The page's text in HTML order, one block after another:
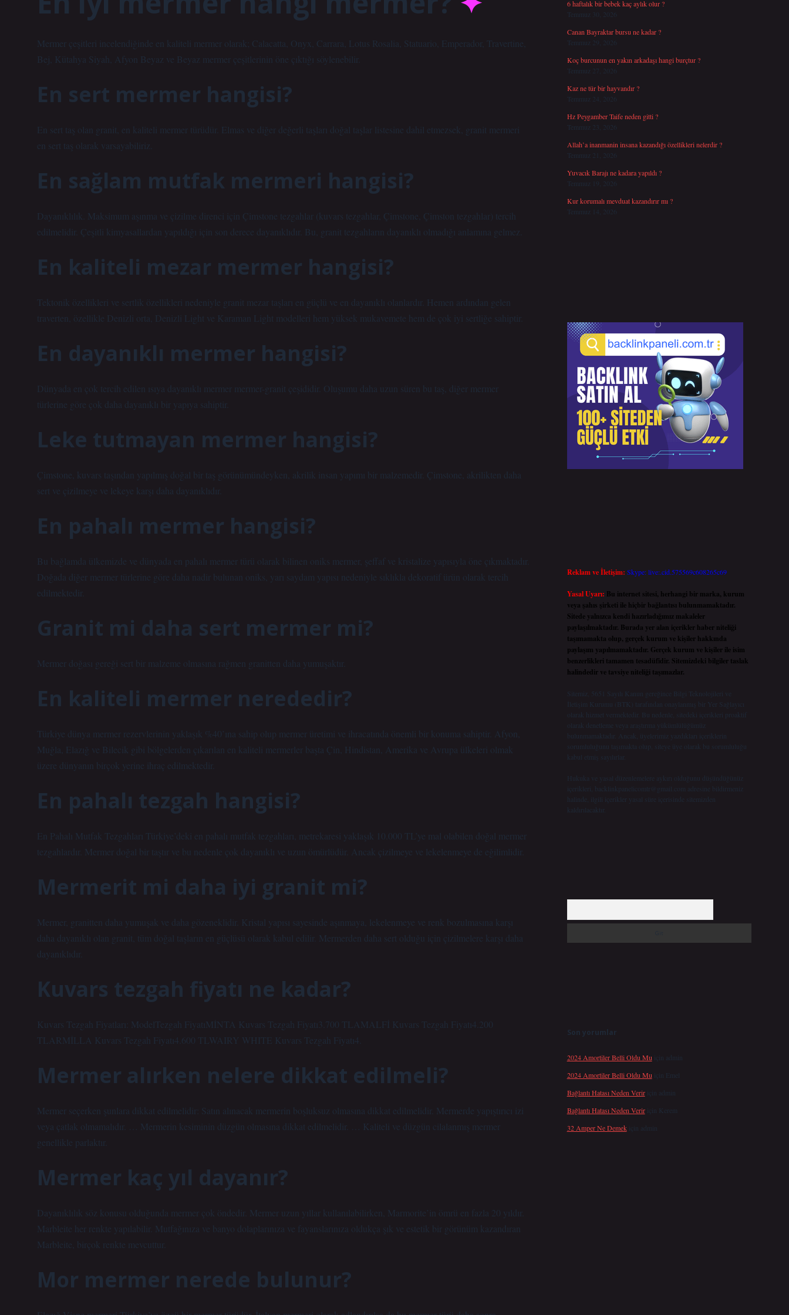
Mermer çeşitleri incelendiğinde en kaliteli mermer olarak; Calacatta, Onyx, Carrara, Lotus Rosalia, Statuario, Emperador, Travertine,
Bej, Kütahya Siyah, Afyon Beyaz ve Beyaz mermer çeşitlerinin öne çıktığı söylenebilir.
En sert mermer hangisi?
En sert taş olan granit, en kaliteli mermer türüdür. Elmas ve diğer değerli taşları doğal taşlar listesine dahil etmezsek, granit mermeri
en sert taş olarak varsayabiliriz.
En sağlam mutfak mermeri hangisi?
Dayanıklılık. Maksimum aşınma ve çizilme direnci için Çimstone tezgahlar (kuvars tezgahlar, Çimstone, Çimston tezgahlar) tercih
edilmelidir. Çeşitli kimyasallardan yapıldığı için son derece dayanıklıdır. Bu, granit tezgahların dayanıklı olmadığı anlamına gelmez.
En kaliteli mezar mermer hangisi?
Tektonik özellikleri ve sertlik özellikleri nedeniyle granit mezar taşları en güçlü ve en dayanıklı olanlardır. Hemen ardından gelen
traverten, özellikle Denizli orta, Denizli Light ve Karaman Light modelleri hem yüksek mukavemete hem de çok iyi sertliğe sahiptir.
En dayanıklı mermer hangisi?
Dünyada en çok tercih edilen ısıya dayanıklı mermer mermer-granit çeşididir. Oluşumu daha uzun süren bu taş, diğer mermer
türlerine göre çok daha dayanıklı bir yapıya sahiptir.
Leke tutmayan mermer hangisi?
Çimstone, kuvars taşından yapılmış doğal bir taş görünümündeyken, akrilik insan yapımı bir malzemedir. Çimstone, akrilikten daha
sert ve çizilmeye ve lekeye karşı daha dayanıklıdır.
En pahalı mermer hangisi?
Bu bağlamda ülkemizde ve dünyada en pahalı mermer türü olarak bilinen oniks mermer, şeffaf ve kristalize yapısıyla öne çıkmaktadır.
Doğada diğer mermer türlerine göre daha nadir bulunan oniks, yarı saydam yapısı nedeniyle sıklıkla dekoratif ürün olarak tercih
edilmektedir.
Granit mi daha sert mermer mi?
Mermer doğası gereği sert bir malzeme olmasına rağmen granitten daha yumuşaktır.
En kaliteli mermer nerededir?
Türkiye dünya mermer rezervlerinin yaklaşık %40’ına sahip olup mermer üretimi ve ihracatında önemli bir konuma sahiptir. Afyon,
Muğla, Elazığ ve Bilecik gibi bölgelerden çıkarılan en kaliteli mermerler başta Çin, Hindistan, Amerika ve Avrupa ülkeleri olmak
üzere dünyanın birçok yerine ihraç edilmektedir.
En pahalı tezgah hangisi?
En Pahalı Mutfak Tezgahları Türkiye’deki en pahalı mutfak tezgahları, metrekaresi yaklaşık 10.000 TL’ye mal olabilen doğal mermer
tezgahlardır. Mermer doğal bir taştır ve bu nedenle çok dayanıklı ve uzun ömürlüdür. Ancak çizilmeye ve lekelenmeye de eğilimlidir.
Mermerit mi daha iyi granit mi?
Mermer, granitten daha yumuşak ve daha gözeneklidir. Kristal yapısı sayesinde aşınmaya, lekelenmeye ve renk bozulmasına karşı
daha dayanıklı olan granit, tüm doğal taşların en güçlüsü olarak kabul edilir. Mermerden daha sert olduğu için çizilmelere karşı daha
dayanıklıdır.
Kuvars tezgah fiyatı ne kadar?
Kuvars Tezgah Fiyatları: ModelTezgah FiyatıMİNTA Kuvars Tezgah Fiyatı3.700 TLAMALFİ Kuvars Tezgah Fiyatı4.200
TLARMİLLA Kuvars Tezgah Fiyatı4.600 TLWAIRY WHITE Kuvars Tezgah Fiyatı4.
Mermer alırken nelere dikkat edilmeli?
Mermer seçerken şunlara dikkat edilmelidir: Satın alınacak mermerin boşluksuz olmasına dikkat edilmelidir. Mermerde yapıştırıcı izi
veya çatlak olmamalıdır. … Mermerin kesiminin düzgün olmasına dikkat edilmelidir. … Kaliteli ve düzgün cilalanmış mermer
genellikle parlaktır.
Mermer kaç yıl dayanır?
Dayanıklılık söz konusu olduğunda mermer çok öndedir. Mermer uzun yıllar kullanılabilirken, Marmorite’in ömrü en fazla 20 yıldır.
Marbleite her renkte yapılabilir. Mutfağınıza ve banyo dolaplarınıza ve fayanslarınıza oldukça şık ve estetik bir görünüm kazandıran
Marbleite, birçok renkte mevcuttur.
Mor mermer nerede bulunur?
6 haftalık bir bebek kaç aylık olur ?
Temmuz 30, 2026
Canan Bayraktar bursu ne kadar ?
Temmuz 29, 2026
Koç burcunun en yakın arkadaşı hangi burçtur ?
Temmuz 27, 2026
Kaz ne tür bir hayvandır ?
Temmuz 24, 2026
Hz Peygamber Taife neden gitti ?
Temmuz 23, 2026
Allah’a inanmanin insana kazandığı özellikleri nelerdir ?
Temmuz 21, 2026
Yuvacık Barajı ne kadara yapıldı ?
Temmuz 19, 2026
Kur korumalı mevduat kazandırır mı ?
Temmuz 14, 2026
Reklam ve İletişim: Skype: live:.cid.575569c608265c69
Yasal Uyarı: Bu internet sitesi, herhangi bir marka, kurum
veya şahıs şirketi ile hiçbir bağlantısı bulunmamaktadır.
Sitede yalnızca kendi hazırladığımız makaleler
paylaşılmaktadır. Burada yer alan içerikler haber niteliği
taşımamakta olup, gerçek kurum ve kişiler hakkında
paylaşım yapılmamaktadır. Gerçek kurum ve kişiler ile isim
benzerlikleri tamamen tesadüfidir. Sitemizdeki bilgiler taslak
halindedir ve tavsiye niteliği taşımazlar.
Sitemiz, 5651 Sayılı Kanun gereğince Bilgi Teknolojileri ve
İletişim Kurumu (BTK) tarafından onaylanmış bir Yer Sağlayıcı
olarak hizmet vermektedir. Bu nedenle, sitedeki içerikleri proaktif
olarak denetleme veya araştırma yükümlülüğümüz
bulunmamaktadır. Ancak, üyelerimiz yazdıkları içeriklerin
sorumluluğunu taşımakta olup, siteye üye olarak bu sorumluluğu
kabul etmiş sayılırlar.
Hukuka ve yasal düzenlemelere aykırı olduğunu düşündüğünüz
içerikleri, backlinkpanelicomtr@gmail.com
adresine bildirmeniz
halinde, ilgili içerikler yasal süre içerisinde sitemizden
kaldırılacaktır.
Son yorumlar
2024 Amortiler Belli Oldu Mu için
admin
2024 Amortiler Belli Oldu Mu için Emel
Bağlantı Hatası Neden Veririçin
admin
Bağlantı Hatası Neden Veririçin Kerem
32 Amper Ne Demekiçin admin